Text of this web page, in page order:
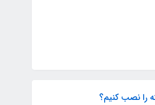
را نصب کنیم؟